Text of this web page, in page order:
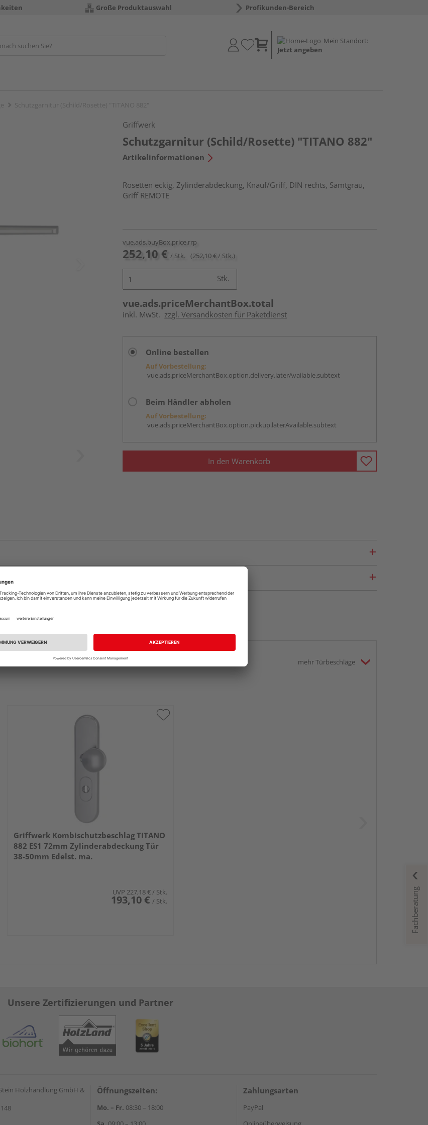
Große Produktauswahl Profikunden-Bereich
Mein Standort:
Jetzt angeben
Griffwerk
Schutzgarnitur (Schild/Rosette) "TITANO 882"
Artikelinformationen
Rosetten eckig, Zylinderabdeckung, Knauf/Griff, DIN rechts, Samtgrau,
Griff REMOTE
vue.ads.buyBox.price.rrp
252,10 € / Stk. (252,10 € / Stk.)
Stk.
vue.ads.priceMerchantBox.total
inkl. MwSt. zzgl. Versandkosten für Paketdienst
Online bestellen
Auf Vorbestellung:
vue.ads.priceMerchantBox.option.delivery.laterAvailable.subtext
Beim Händler abholen
Auf Vorbestellung:
vue.ads.priceMerchantBox.option.pickup.laterAvailable.subtext
In den Warenkorb
mehr Türbeschläge
Griffwerk Kombischutzbeschlag TITANO
882 ES1 72mm Zylinderabdeckung Tür
38-50mm Edelst. ma.
UVP 227,18 €/ Stk.
193,10 € / Stk. Fachberatung
Unsere Zertifizierungen und Partner
Holzhandlung GmbH &
Öffnungszeiten:
Mo. – Fr. 08:30 – 18:00
Zahlungsarten
PayPal